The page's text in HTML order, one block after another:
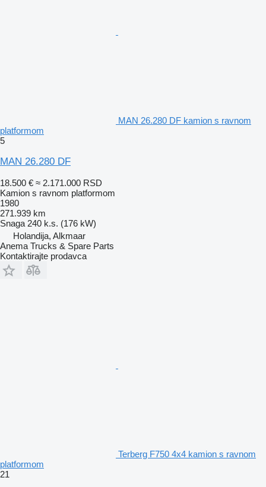
MAN 26.280 DF kamion s ravnom
platformom
5
MAN 26.280 DF
18.500 € ≈ 2.171.000 RSD
Kamion s ravnom platformom
1980
271.939 km
Snaga 240 k.s. (176 kW)
Holandija, Alkmaar
Anema Trucks & Spare Parts
Kontaktirajte prodavca
Terberg F750 4x4 kamion s ravnom
platformom
21